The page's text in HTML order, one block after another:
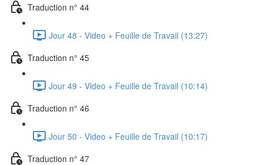
Traduction n° 44
Jour 48 - Video + Feuille de Travail (13:27)
Traduction n° 45
Jour 49 - Video + Feuille de Travail (10:14)
Traduction n° 46
Jour 50 - Video + Feuille de Travail (10:17)
Traduction n° 47